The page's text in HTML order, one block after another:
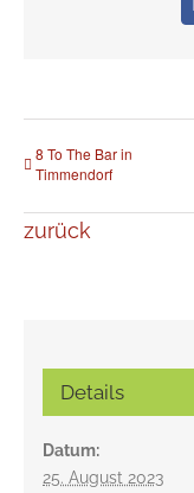
8 To The Bar in
Timmendorf
zurück
Details
Datum:
25. August 2023